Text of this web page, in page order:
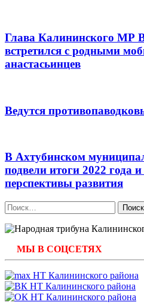
Глава Калининского МР
встретился с родными
анастасьинцев
Ведутся
В Ахтубинском
подвели итоги 2022 года
перспективы развития
Найти:
МЫ В СОЦСЕТЯХ